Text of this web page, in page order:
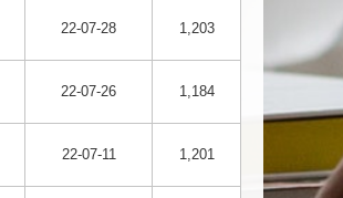
22-07-28 1,203
22-07-26 1,184
22-07-11 1,201